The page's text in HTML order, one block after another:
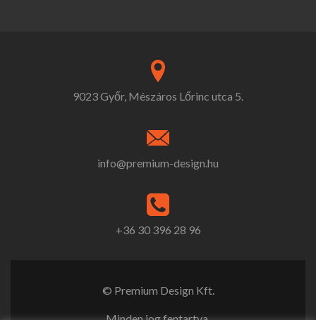
9023 Győr, Mészáros Lőrinc utca 5.
info@premium-design.hu
+36 30 396 28 96
© Premium Design Kft.